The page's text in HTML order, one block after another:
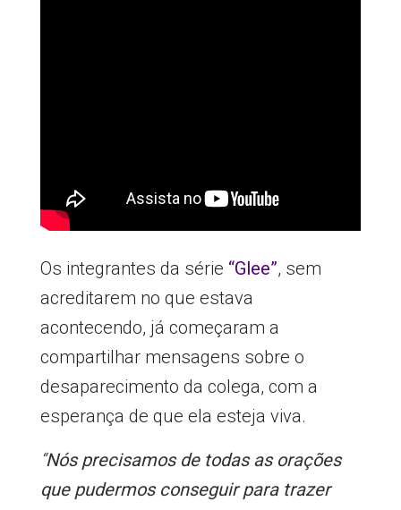
Os integrantes da série “Glee”, sem
acreditarem no que estava
acontecendo, já começaram a
compartilhar mensagens sobre o
desaparecimento da colega, com a
esperança de que ela esteja viva.
“Nós precisamos de todas as orações
que pudermos conseguir para trazer